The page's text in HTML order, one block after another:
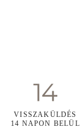
VISSZAKÜLDÉS
14 NAPON BELÜL